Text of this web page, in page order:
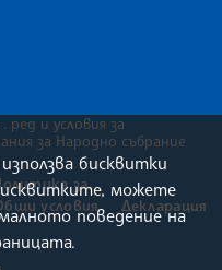
ред и условия за
за Народно събрание
за
условия
Декларация
бисквитки
можете
поведение на